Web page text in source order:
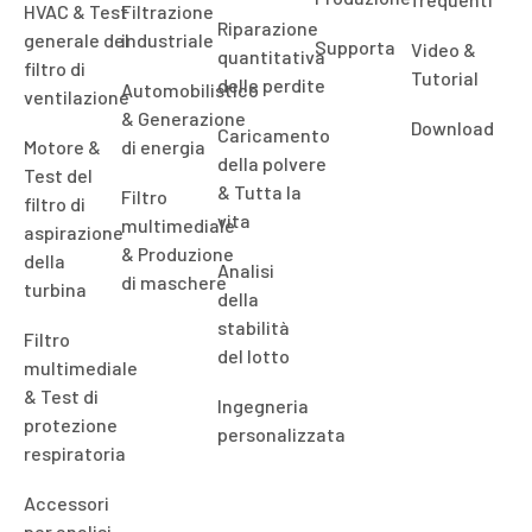
HVAC & Test
generale del
filtro di
ventilazione
Motore &
Test del
filtro di
aspirazione
della
turbina
Filtro
multimediale
& Test di
protezione
respiratoria
Accessori
Filtrazione
industriale
Automobilistico
& Generazione
di energia
Filtro
multimediale
& Produzione
di maschere
Riparazione
quantitativa
delle perdite
Caricamento
della polvere
& Tutta la
vita
Analisi
della
stabilità
del lotto
Ingegneria
personalizzata
Supporta
Video &
Tutorial
Download